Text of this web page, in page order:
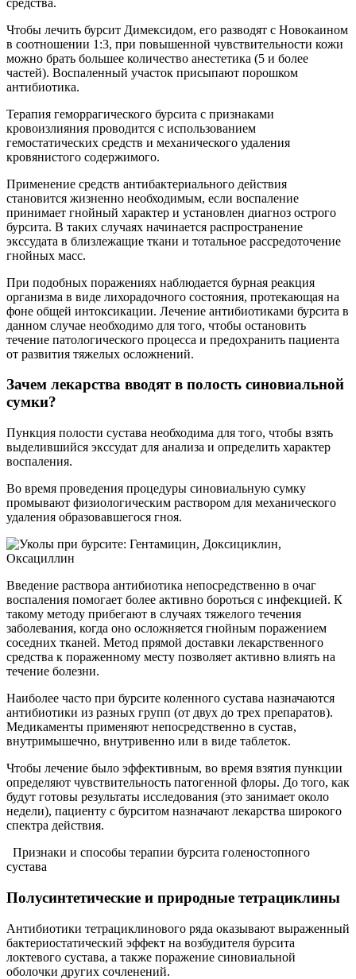
Чтобы лечить бурсит Димексидом, его разводят с Новокаином
в соотношении 1:3, при повышенной чувствительности кожи
можно брать большее количество анестетика (5 и более
частей). Воспаленный участок присыпают порошком
антибиотика.
Терапия геморрагического бурсита с признаками
кровоизлияния проводится с использованием
гемостатических средств и механического удаления
кровянистого содержимого.
Применение средств антибактериального действия
становится жизненно необходимым, если воспаление
принимает гнойный характер и установлен диагноз острого
бурсита. В таких случаях начинается распространение
экссудата в близлежащие ткани и тотальное рассредоточение
гнойных масс.
При подобных поражениях наблюдается бурная реакция
организма в виде лихорадочного состояния, протекающая на
фоне общей интоксикации. Лечение антибиотиками бурсита в
данном случае необходимо для того, чтобы остановить
течение патологического процесса и предохранить пациента
от развития тяжелых осложнений.
Зачем лекарства вводят в полость синовиальной
сумки?
Пункция полости сустава необходима для того, чтобы взять
выделившийся экссудат для анализа и определить характер
воспаления.
Во время проведения процедуры синовиальную сумку
промывают физиологическим раствором для механического
удаления образовавшегося гноя.
Введение раствора антибиотика непосредственно в очаг
воспаления помогает более активно бороться с инфекцией. К
такому методу прибегают в случаях тяжелого течения
заболевания, когда оно осложняется гнойным поражением
соседних тканей. Метод прямой доставки лекарственного
средства к пораженному месту позволяет активно влиять на
течение болезни.
Наиболее часто при бурсите коленного сустава назначаются
антибиотики из разных групп (от двух до трех препаратов).
Медикаменты применяют непосредственно в сустав,
внутримышечно, внутривенно или в виде таблеток.
Чтобы лечение было эффективным, во время взятия пункции
определяют чувствительность патогенной флоры. До того, как
будут готовы результаты исследования (это занимает около
недели), пациенту с бурситом назначают лекарства широкого
спектра действия.
Признаки и способы терапии бурсита голеностопного
сустава
Полусинтетические и природные тетрациклины
Антибиотики тетрациклинового ряда оказывают выраженный
бактериостатический эффект на возбудителя бурсита
локтевого сустава, а также поражение синовиальной
оболочки других сочленений.